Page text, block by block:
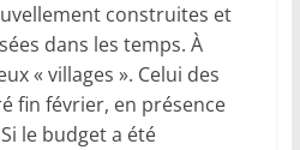
construites et
dans les temps. À
« villages ». Celui des
fin février, en présence
le budget a été